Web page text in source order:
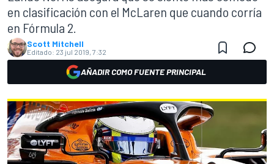
en clasificación con el McLaren que cuando corría
en Fórmula 2.
Scott Mitchell
Editado: 23 jul 2019, 7:32
AÑADIR COMO FUENTE PRINCIPAL